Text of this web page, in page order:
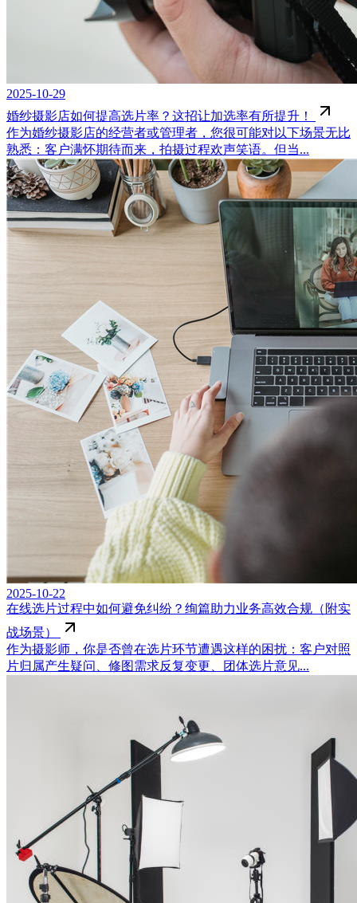
2025-10-29
婚纱摄影店如何提高选片率？这招让加选率有所提升！
作为婚纱摄影店的经营者或管理者，您很可能对以下场景无比
熟悉：客户满怀期待而来，拍摄过程欢声笑语。但当...
2025-10-22
在线选片过程中如何避免纠纷？绚篇助力业务高效合规（附实
战场景）
作为摄影师，你是否曾在选片环节遭遇这样的困扰：客户对照
片归属产生疑问、修图需求反复变更、团体选片意见...